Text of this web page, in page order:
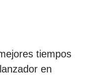
tiempos
en